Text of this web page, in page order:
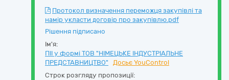
Протокол визначення переможця закупівлі та
намір укласти договір про закупівлю.pdf
Рішення підписано
Ім'я:
ПІІ у формі ТОВ "НІМЕЦЬКЕ ІНДУСТРІАЛЬНЕ
ПРЕДСТАВНИЦТВО"
Досьє YouControl
Строк розгляду пропозиції: